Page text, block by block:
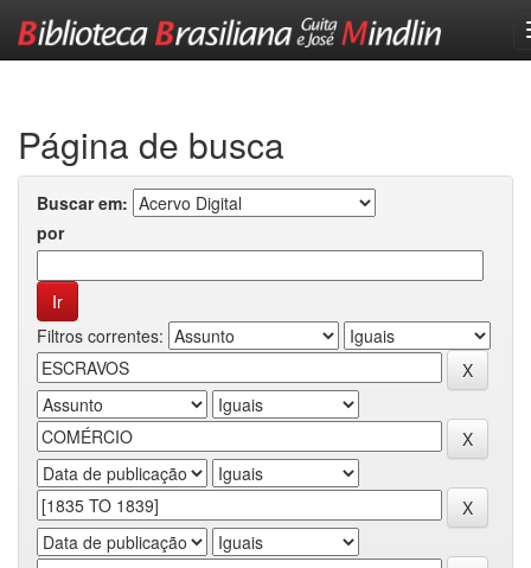
Página de busca
Buscar em:
por
Filtros correntes: